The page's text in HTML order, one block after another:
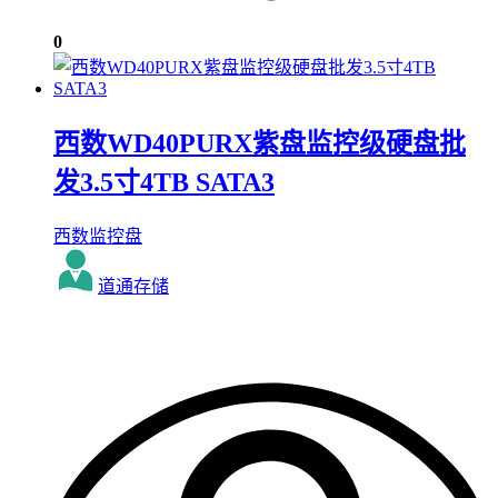
0
西数WD40PURX紫盘监控级硬盘批
发3.5寸4TB SATA3
西数监控盘
道通存储